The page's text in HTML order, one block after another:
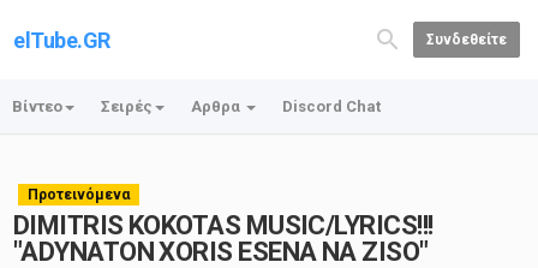
elTube.GR Συνδεθείτε
Βίντεο Σειρές Αρθρα Discord Chat
Προτεινόμενα
DIMITRIS KOKOTAS MUSIC/LYRICS!!!
"ADYNATON XORIS ESENA NA ZISO"